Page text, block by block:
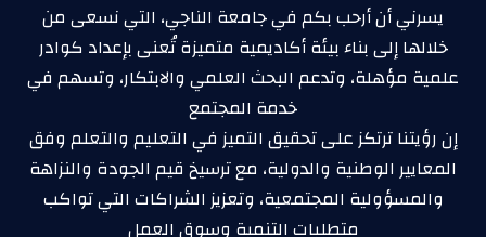
يسرني أن أرحب بكم في جامعة الناجي، التي نسعى من
خلالها إلى بناء بيئة أكاديمية متميزة تُعنى بإعداد كوادر
علمية مؤهلة، وتدعم البحث العلمي والابتكار، وتسهم في
خدمة المجتمع
إن رؤيتنا ترتكز على تحقيق التميز في التعليم والتعلم وفق
المعايير الوطنية والدولية، مع ترسيخ قيم الجودة والنزاهة
والمسؤولية المجتمعية، وتعزيز الشراكات التي تواكب
متطلبات التنمية وسوق العمل